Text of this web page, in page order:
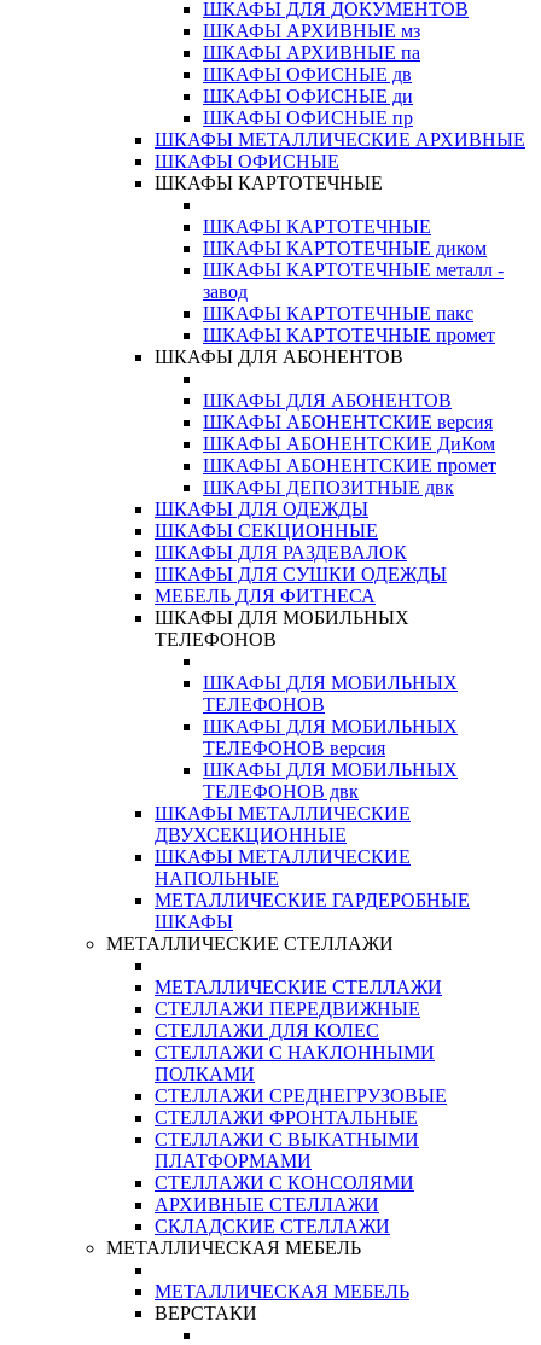
ШКАФЫ ДЛЯ ДОКУМЕНТОВ
ШКАФЫ АРХИВНЫЕ мз
ШКАФЫ АРХИВНЫЕ па
ШКАФЫ ОФИСНЫЕ дв
ШКАФЫ ОФИСНЫЕ ди
ШКАФЫ ОФИСНЫЕ пр
ШКАФЫ МЕТАЛЛИЧЕСКИЕ АРХИВНЫЕ
ШКАФЫ ОФИСНЫЕ
ШКАФЫ КАРТОТЕЧНЫЕ
ШКАФЫ КАРТОТЕЧНЫЕ
ШКАФЫ КАРТОТЕЧНЫЕ диком
ШКАФЫ КАРТОТЕЧНЫЕ металл -
завод
ШКАФЫ КАРТОТЕЧНЫЕ пакс
ШКАФЫ КАРТОТЕЧНЫЕ промет
ШКАФЫ ДЛЯ АБОНЕНТОВ
ШКАФЫ ДЛЯ АБОНЕНТОВ
ШКАФЫ АБОНЕНТСКИЕ версия
ШКАФЫ АБОНЕНТСКИЕ ДиКом
ШКАФЫ АБОНЕНТСКИЕ промет
ШКАФЫ ДЕПОЗИТНЫЕ двк
ШКАФЫ ДЛЯ ОДЕЖДЫ
ШКАФЫ СЕКЦИОННЫЕ
ШКАФЫ ДЛЯ РАЗДЕВАЛОК
ШКАФЫ ДЛЯ СУШКИ ОДЕЖДЫ
МЕБЕЛЬ ДЛЯ ФИТНЕСА
ШКАФЫ ДЛЯ МОБИЛЬНЫХ
ТЕЛЕФОНОВ
ШКАФЫ ДЛЯ МОБИЛЬНЫХ
ТЕЛЕФОНОВ
ШКАФЫ ДЛЯ МОБИЛЬНЫХ
ТЕЛЕФОНОВ версия
ШКАФЫ ДЛЯ МОБИЛЬНЫХ
ТЕЛЕФОНОВ двк
ШКАФЫ МЕТАЛЛИЧЕСКИЕ
ДВУХСЕКЦИОННЫЕ
ШКАФЫ МЕТАЛЛИЧЕСКИЕ
НАПОЛЬНЫЕ
МЕТАЛЛИЧЕСКИЕ ГАРДЕРОБНЫЕ
ШКАФЫ
МЕТАЛЛИЧЕСКИЕ СТЕЛЛАЖИ
МЕТАЛЛИЧЕСКИЕ СТЕЛЛАЖИ
СТЕЛЛАЖИ ПЕРЕДВИЖНЫЕ
СТЕЛЛАЖИ ДЛЯ КОЛЕС
СТЕЛЛАЖИ С НАКЛОННЫМИ
ПОЛКАМИ
СТЕЛЛАЖИ СРЕДНЕГРУЗОВЫЕ
СТЕЛЛАЖИ ФРОНТАЛЬНЫЕ
СТЕЛЛАЖИ С ВЫКАТНЫМИ
ПЛАТФОРМАМИ
СТЕЛЛАЖИ С КОНСОЛЯМИ
АРХИВНЫЕ СТЕЛЛАЖИ
СКЛАДСКИЕ СТЕЛЛАЖИ
МЕТАЛЛИЧЕСКАЯ МЕБЕЛЬ
МЕТАЛЛИЧЕСКАЯ МЕБЕЛЬ
ВЕРСТАКИ